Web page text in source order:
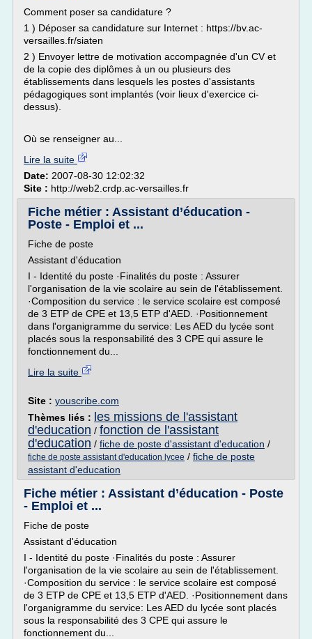
Comment poser sa candidature ?
1 ) Déposer sa candidature sur Internet : https://bv.ac-
versailles.fr/siaten
2 ) Envoyer lettre de motivation accompagnée d'un CV et
de la copie des diplômes à un ou plusieurs des
établissements dans lesquels les postes d'assistants
pédagogiques sont implantés (voir lieux d'exercice ci-
dessus).
Où se renseigner au...
Lire la suite
Date: 2007-08-30 12:02:32
Site : http://web2.crdp.ac-versailles.fr
Fiche métier : Assistant d’éducation -
Poste - Emploi et ...
Fiche de poste
Assistant d'éducation
I - Identité du poste ·Finalités du poste : Assurer
l'organisation de la vie scolaire au sein de l'établissement.
·Composition du service : le service scolaire est composé
de 3 ETP de CPE et 13,5 ETP d'AED. ·Positionnement
dans l'organigramme du service: Les AED du lycée sont
placés sous la responsabilité des 3 CPE qui assure le
fonctionnement du...
Lire la suite
Site : youscribe.com
Thèmes liés : les missions de l'assistant
d'education / fonction de l'assistant
d'education / fiche de poste d'assistant d'education /
fiche de poste assistant d'education lycee / fiche de poste
assistant d'education
Fiche métier : Assistant d’éducation - Poste
- Emploi et ...
Fiche de poste
Assistant d'éducation
I - Identité du poste ·Finalités du poste : Assurer
l'organisation de la vie scolaire au sein de l'établissement.
·Composition du service : le service scolaire est composé
de 3 ETP de CPE et 13,5 ETP d'AED. ·Positionnement dans
l'organigramme du service: Les AED du lycée sont placés
sous la responsabilité des 3 CPE qui assure le
fonctionnement du...